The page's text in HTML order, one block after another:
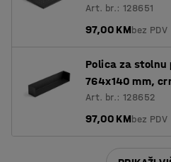
Art. br.: 128651
97,00 KMbez PDV
Polica za stolnu
764x140 mm,
Art. br.: 128652
97,00 KMbez PDV